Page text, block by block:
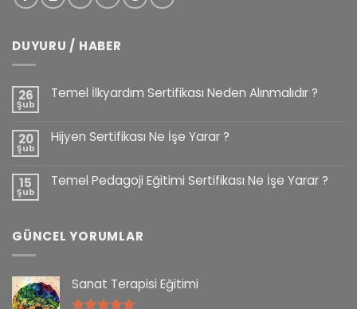
DUYURU / HABER
26
Şub
Temel İlkyardım Sertifikası Neden Alınmalıdır ?
20
Şub
Hijyen Sertifikası Ne İşe Yarar ?
15
Şub
Temel Pedagoji Eğitimi Sertifikası Ne İşe Yarar ?
GÜNCEL YORUMLAR
Sanat Terapisi Eğitimi